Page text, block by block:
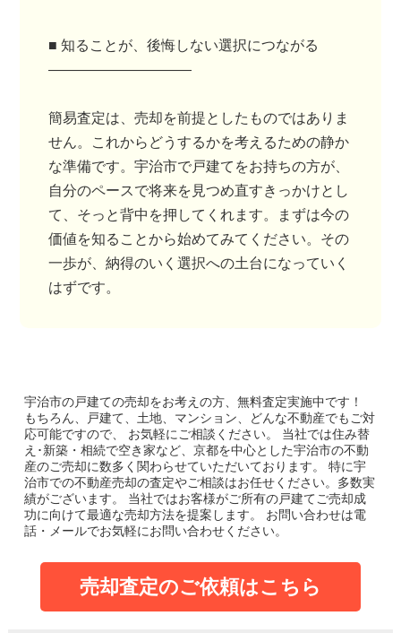
■ 知ることが、後悔しない選択につながる
――――――――――
簡易査定は、売却を前提としたものではありま
せん。これからどうするかを考えるための静か
な準備です。宇治市で戸建てをお持ちの方が、
自分のペースで将来を見つめ直すきっかけとし
て、そっと背中を押してくれます。まずは今の
価値を知ることから始めてみてください。その
一歩が、納得のいく選択への土台になっていく
はずです。
宇治市の戸建ての売却をお考えの方、無料査定実施中です！
もちろん、戸建て、土地、マンション、どんな不動産でもご対
応可能ですので、 お気軽にご相談ください。
当社では住み替
え･新築・相続で空き家など、京都を中心とした宇治市の不動
産のご売却に数多く関わらせていただいております。
特に宇
治市での不動産売却の査定やご相談はお任せください。多数実
績がございます。
当社ではお客様がご所有の戸建てご売却成
功に向けて最適な売却方法を提案します。
お問い合わせは電
話・メールでお気軽にお問い合わせください。
売却査定のご依頼はこちら